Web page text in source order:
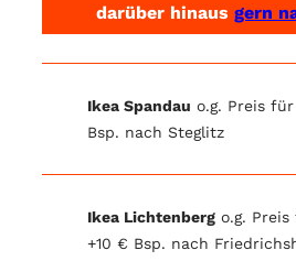
darüber hinaus gern
Ikea Spandau o.g. Preis
Bsp. nach Steglitz
Ikea Lichtenberg o.g.
+10 € Bsp. nach